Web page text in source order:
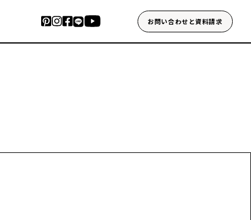
お問い合わせと資料請求